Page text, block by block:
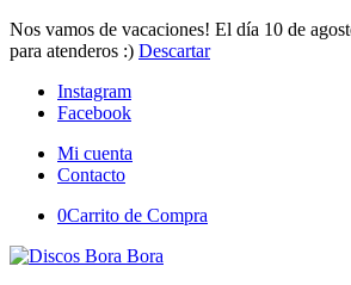
Nos vamos de vacaciones! El día 10 de
para atenderos :) Descartar
Instagram
Facebook
Mi cuenta
Contacto
0Carrito de Compra